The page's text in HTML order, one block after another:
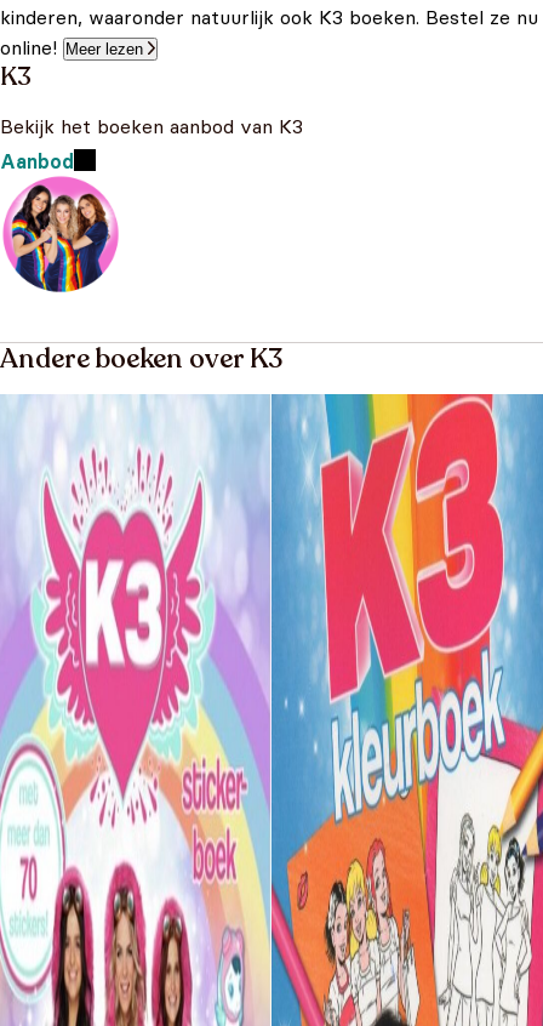
kinderen, waaronder natuurlijk ook K3 boeken. Bestel ze nu
online!
Meer lezen
K3
Bekijk het boeken aanbod van K3
Aanbod
Andere boeken over K3